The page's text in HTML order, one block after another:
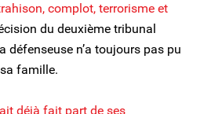
complot, terrorisme et
du deuxième tribunal
défenseuse n’a toujours pas pu
famille.
déjà fait part de ses